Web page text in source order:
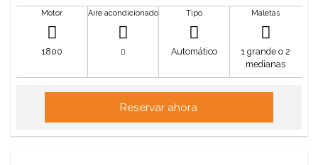
Motor
1800
Aire acondicionado Tipo
Automático
Maletas
1 grande o 2
medianas
Reservar ahora